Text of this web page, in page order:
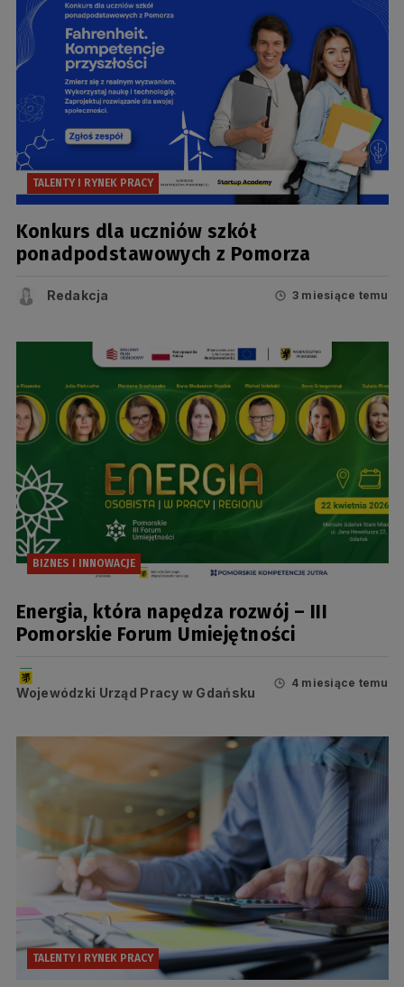
TALENTY I RYNEK PRACY
Konkurs dla uczniów szkół
ponadpodstawowych z Pomorza
Redakcja 3 miesiące temu
BIZNES I INNOWACJE
Energia, która napędza rozwój – III
Pomorskie Forum Umiejętności
Wojewódzki Urząd Pracy w Gdańsku
4 miesiące temu
TALENTY I RYNEK PRACY